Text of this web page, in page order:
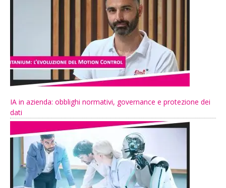
IA in azienda: obblighi normativi, governance e protezione dei
dati